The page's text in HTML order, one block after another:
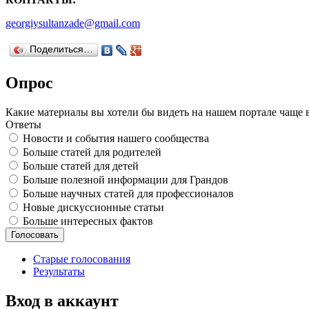
georgiysultanzade@gmail.com
Поделиться…
Опрос
Какие материалы вы хотели бы видеть на нашем портале чаще
Ответы
Новости и события нашего сообщества
Больше статей для родителей
Больше статей для детей
Больше полезной информации для Грандов
Больше научных статей для профессионалов
Новые дискуссионные статьи
Больше интересных фактов
Старые голосования
Результаты
Вход в аккаунт